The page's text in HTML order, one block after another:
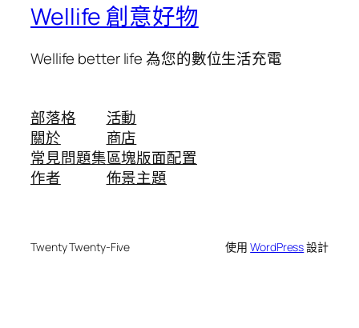
Wellife 創意好物
Wellife better life 為您的數位生活充電
部落格
關於
常見問題集
作者
活動
商店
區塊版面配置
佈景主題
Twenty Twenty-Five 使用WordPress設計